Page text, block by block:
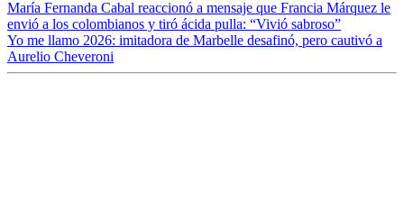
María Fernanda Cabal reaccionó a mensaje que Francia Márquez le
envió a los colombianos y tiró ácida pulla: “Vivió sabroso”
Yo me llamo 2026: imitadora de Marbelle desafinó, pero cautivó a
Aurelio Cheveroni